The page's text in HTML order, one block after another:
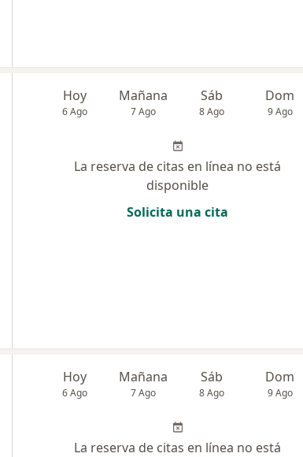
Hoy
6 Ago
Mañana
7 Ago
Sáb
8 Ago
Dom
9 Ago
La reserva de citas en línea no está
disponible
Solicita una cita
Hoy
6 Ago
Mañana
7 Ago
Sáb
8 Ago
Dom
9 Ago
La reserva de citas en línea no está